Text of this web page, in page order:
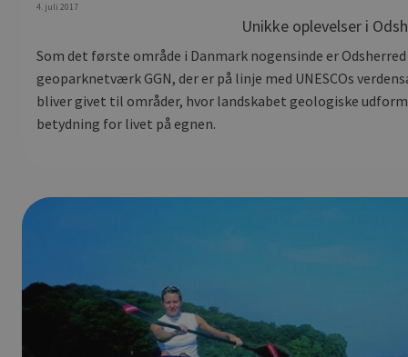
4. juli 2017
Unikke oplevelser i
Som det første område i Danmark nogensinde er
geoparknetværk GGN, der er på linje med UNESCOs
bliver givet til områder, hvor landskabet geologiske
betydning for livet på egnen.